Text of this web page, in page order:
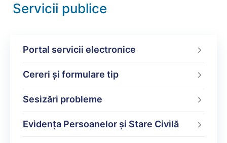
Servicii publice
Portal servicii electronice
Cereri și formulare tip
Sesizări probleme
Evidența Persoanelor și Stare Civilă